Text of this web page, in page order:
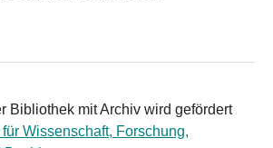
Bibliothek mit Archiv wird gefördert
Wissenschaft, Forschung,